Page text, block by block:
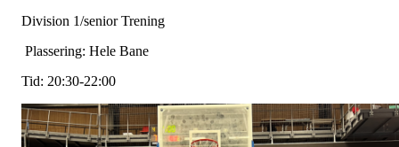
Division 1/senior Trening
Plassering: Hele Bane
Tid: 20:30-22:00